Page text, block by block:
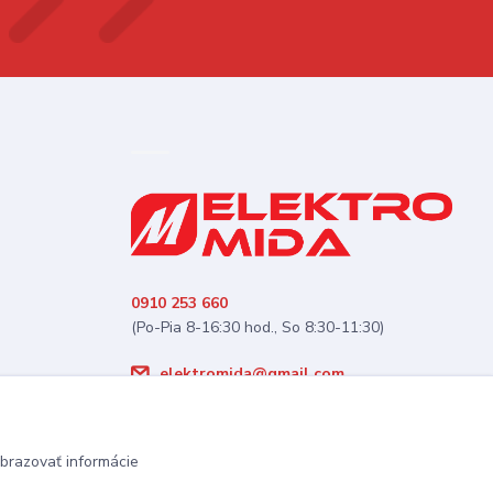
0910 253 660
(Po-Pia 8-16:30 hod., So 8:30-11:30)
elektromida@gmail.com
informácie